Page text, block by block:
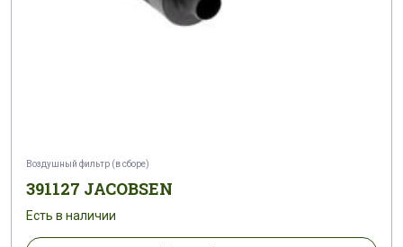
Воздушный фильтр (в сборе)
391127 JACOBSEN
Есть в наличии